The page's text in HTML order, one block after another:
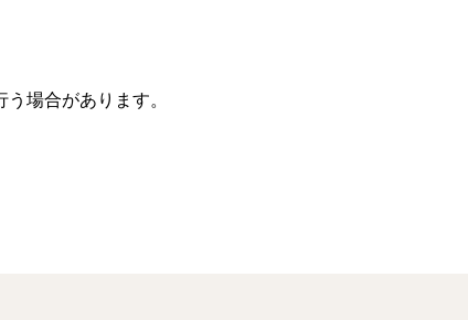
場合があります。